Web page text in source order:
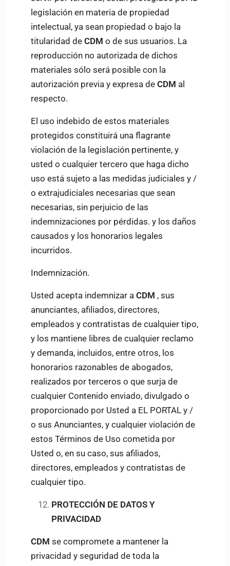
legislación en materia de propiedad
intelectual, ya sean propiedad o bajo la
titularidad de CDM o de sus usuarios. La
reproducción no autorizada de dichos
materiales sólo será posible con la
autorización previa y expresa de CDM al
respecto.
El uso indebido de estos materiales
protegidos constituirá una flagrante
violación de la legislación pertinente, y
usted o cualquier tercero que haga dicho
uso está sujeto a las medidas judiciales y /
o extrajudiciales necesarias que sean
necesarias, sin perjuicio de las
indemnizaciones por pérdidas. y los daños
causados y los honorarios legales
incurridos.
Indemnización.
Usted acepta indemnizar a CDM , sus
anunciantes, afiliados, directores,
empleados y contratistas de cualquier tipo,
y los mantiene libres de cualquier reclamo
y demanda, incluidos, entre otros, los
honorarios razonables de abogados,
realizados por terceros o que surja de
cualquier Contenido enviado, divulgado o
proporcionado por Usted a EL PORTAL y /
o sus Anunciantes, y cualquier violación de
estos Términos de Uso cometida por
Usted o, en su caso, sus afiliados,
directores, empleados y contratistas de
cualquier tipo.
PROTECCIÓN DE DATOS Y
PRIVACIDAD
CDM se compromete a mantener la
privacidad y seguridad de toda la